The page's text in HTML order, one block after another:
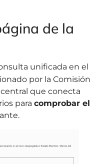
de la
unificada en el
por la Comisión
que conecta
para comprobar el